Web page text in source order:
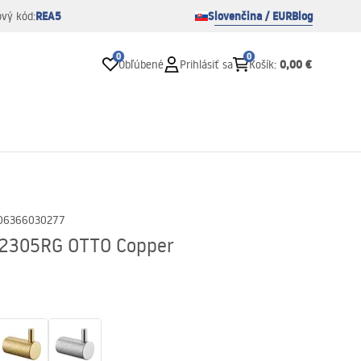
kód:REA5 Slovenčina / EURBlog
0
Obľúbené Prihlásiť sa
0
Košík: 0,00 €
OTTO Copper